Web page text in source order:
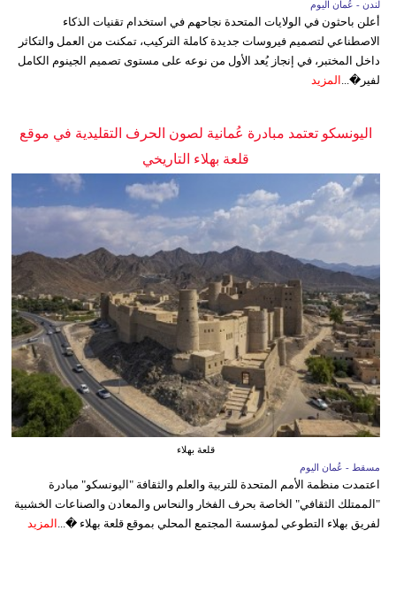
لندن - عُمان اليوم
أعلن باحثون في الولايات المتحدة نجاحهم في استخدام تقنيات الذكاء
الاصطناعي لتصميم فيروسات جديدة كاملة التركيب، تمكنت من العمل والتكاثر
داخل المختبر، في إنجاز يُعد الأول من نوعه على مستوى تصميم الجينوم الكامل
لفير�... المزيد
اليونسكو تعتمد مبادرة عُمانية لصون الحرف التقليدية في موقع
قلعة بهلاء التاريخي
قلعة بهلاء
مسقط - عُمان اليوم
اعتمدت منظمة الأمم المتحدة للتربية والعلم والثقافة "اليونسكو" مبادرة
"الممتلك الثقافي" الخاصة بحرف الفخار والنحاس والمعادن والصناعات الخشبية
لفريق بهلاء التطوعي لمؤسسة المجتمع المحلي بموقع قلعة بهلاء �... المزيد